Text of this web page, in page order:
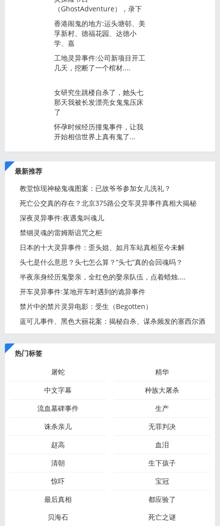
（GhostAdventure），录下
香港闹鬼的地方:运头塘邨、美
孚新村、德福花园、达德小
学、嘉
工地灵异事件:公司新项目开工
几天，挖断了一个棺材....
女研究生跳楼自杀了，她头七
那天我被长发漂亮女鬼鬼压床
了
怀孕时候经历撞鬼事件，让我
开始相信世界上真有鬼了...
最新推荐
教堂惊现神秘鬼魂图案：已故爷爷参加女儿洗礼？
死亡公交真的存在？北京375路公交车灵异事件真相大揭秘
深夜灵异事件:夜遇鬼叫魂儿
禁锢灵魂的雷姆斯诅咒之柜
日本的十大灵异事件：歪头姐、如月车站真相至今未解
头七是什么意思？头七怎么算？“头七”真的会回魂吗？
半夜亲身经历鬼娶亲，全红色的娶亲队伍，点着蜡烛....
开车灵异事件:某地开车时遇到的诡异事件
禁片中的禁片灵异电影：受生（Begotten）
蓝可儿事件、黑色大丽花案：揭秘自杀、谋杀频发的塞西尔酒
店
热门标签
屠蛇
精华
中文字幕
种族大屠杀
流血墓碑事件
生产
诛杀亲儿
无罪判决
赵高
血泪
清朝
生下孩子
惊吓
宝冠
最后真相
都应验了
贝海石
死亡之谜